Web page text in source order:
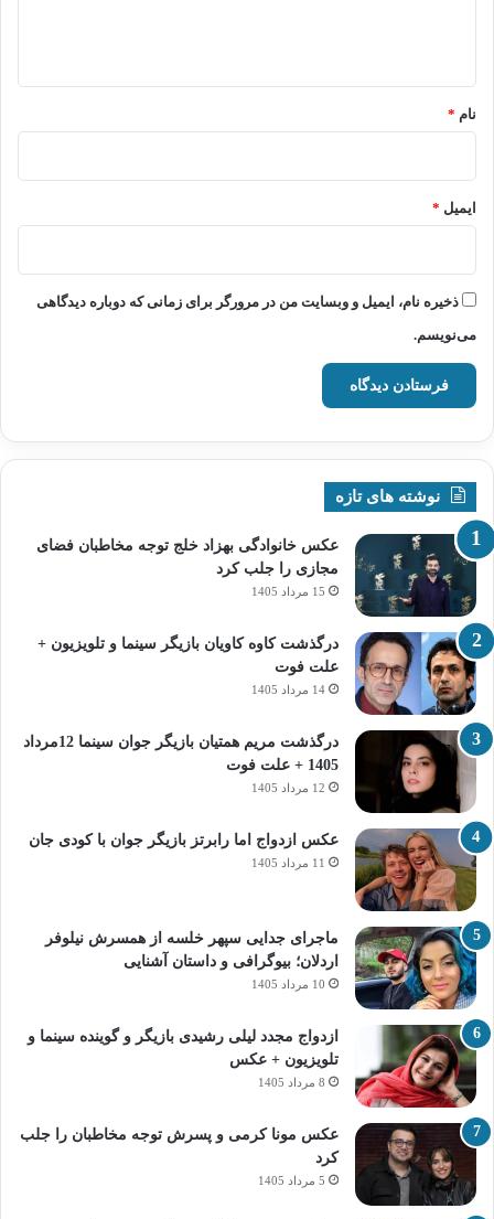
نام *
ایمیل *
ذخیره نام، ایمیل و وبسایت من در مرورگر برای زمانی که دوباره دیدگاهی
می‌نویسم.
نوشته های تازه
عکس خانوادگی بهزاد خلج توجه مخاطبان فضای
مجازی را جلب کرد
15 مرداد 1405
درگذشت کاوه کاویان بازیگر سینما و تلویزیون +
علت فوت
14 مرداد 1405
درگذشت مریم همتیان بازیگر جوان سینما 12مرداد
1405 + علت فوت
12 مرداد 1405
عکس ازدواج اما رابرتز بازیگر جوان با کودی جان
11 مرداد 1405
ماجرای جدایی سپهر خلسه از همسرش نیلوفر
اردلان؛ بیوگرافی و داستان آشنایی
10 مرداد 1405
ازدواج مجدد لیلی رشیدی بازیگر و گوینده سینما و
تلویزیون + عکس
8 مرداد 1405
عکس مونا کرمی و پسرش توجه مخاطبان را جلب
کرد
5 مرداد 1405